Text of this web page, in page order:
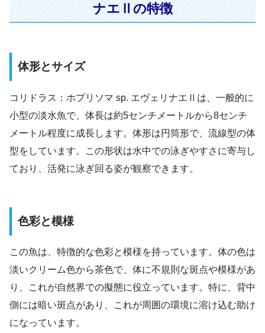
ナエⅡの特徴
体形とサイズ
コリドラス：ホプリソマ sp. エヴェリナエⅡは、一般的に
小型の淡水魚で、体長は約5センチメートルから8センチ
メートル程度に成長します。体形は円筒形で、流線型の体
型をしています。この形状は水中での泳ぎやすさに寄与し
ており、活発に泳ぎ回る姿が観察できます。
色彩と模様
この魚は、特徴的な色彩と模様を持っています。体の色は
淡いクリーム色から茶色で、体に不規則な斑点や模様があ
り、これが自然界での擬態に役立っています。特に、背中
側には暗い斑点があり、これが周囲の環境に溶け込む助け
になっています。